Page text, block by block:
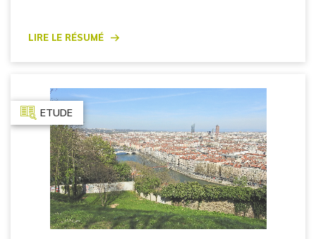
Lire le résumé
ETUDE